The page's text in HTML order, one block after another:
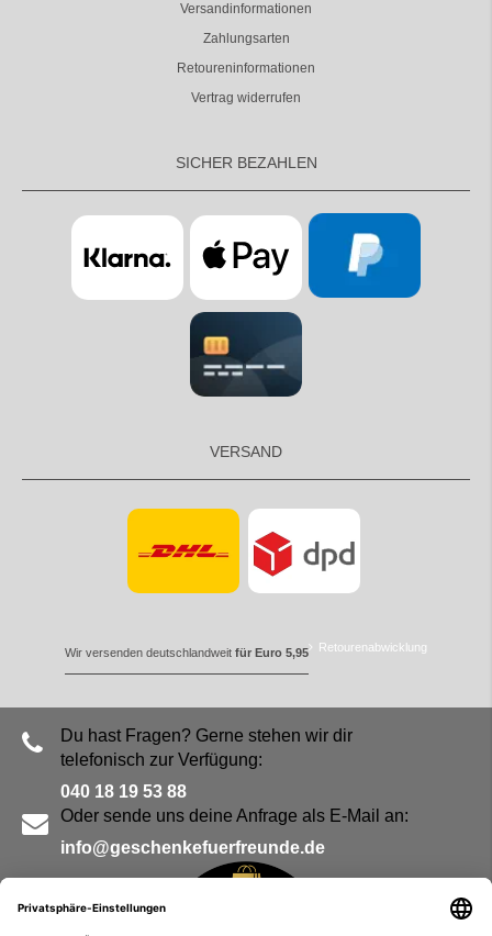
Versandinformationen
Zahlungsarten
Retoureninformationen
Vertrag widerrufen
SICHER BEZAHLEN
VERSAND
Wir versenden deutschlandweit für Euro 5,95 Retourenabwicklung
Du hast Fragen? Gerne stehen wir dir
telefonisch zur Verfügung:
040 18 19 53 88
Oder sende uns deine Anfrage als E-Mail an:
info@geschenkefuerfreunde.de